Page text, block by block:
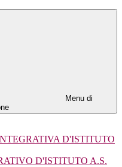
Menu di
D'ISTITUTO
D'ISTITUTO A.S.